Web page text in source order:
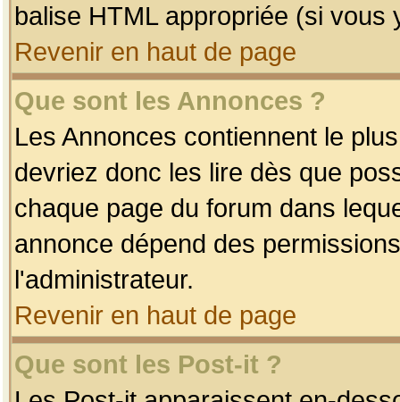
balise HTML appropriée (si vous
Revenir en haut de page
Que sont les Annonces ?
Les Annonces contiennent le
devriez donc les lire dès que
chaque page du forum dans
annonce dépend des
l'administrateur.
Revenir en haut de page
Que sont les Post-it ?